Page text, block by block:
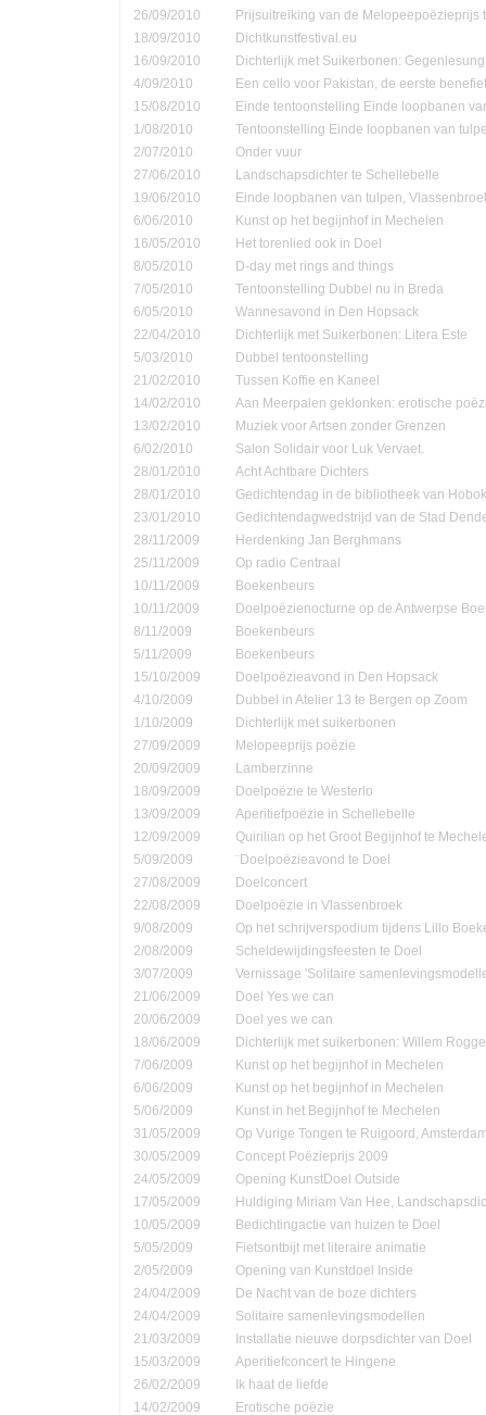
26/09/2010
Prijsuitreiking van de Melopeepoëzieprijs
18/09/2010
Dichtkunstfestival.eu
16/09/2010
Dichterlijk met Suikerbonen:
4/09/2010
Een cello voor Pakistan, de eerste
15/08/2010
Einde tentoonstelling Einde loopbanen
1/08/2010
Tentoonstelling Einde loopbanen van
2/07/2010
Onder vuur
27/06/2010
Landschapsdichter te Schellebelle
19/06/2010
Einde loopbanen van tulpen,
6/06/2010
Kunst op het begijnhof in Mechelen
16/05/2010
Het torenlied ook in Doel
8/05/2010
D-day met rings and things
7/05/2010
Tentoonstelling Dubbel nu in Breda
6/05/2010
Wannesavond in Den Hopsack
22/04/2010
Dichterlijk met Suikerbonen: Litera Este
5/03/2010
Dubbel tentoonstelling
21/02/2010
Tussen Koffie en Kaneel
14/02/2010
Aan Meerpalen geklonken: erotische
13/02/2010
Muziek voor Artsen zonder Grenzen
6/02/2010
Salon Solidair voor Luk Vervaet.
28/01/2010
Acht Achtbare Dichters
28/01/2010
Gedichtendag in de bibliotheek van
23/01/2010
Gedichtendagwedstrijd van de Stad
28/11/2009
Herdenking Jan Berghmans
25/11/2009
Op radio Centraal
10/11/2009
Boekenbeurs
10/11/2009
Doelpoëzienocturne op de Antwerpse
8/11/2009
Boekenbeurs
5/11/2009
Boekenbeurs
15/10/2009
Doelpoëzieavond in Den Hopsack
4/10/2009
Dubbel in Atelier 13 te Bergen op Zoom
1/10/2009
Dichterlijk met suikerbonen
27/09/2009
Melopeeprijs poëzie
20/09/2009
Lamberzinne
18/09/2009
Doelpoëzie te Westerlo
13/09/2009
Aperitiefpoëzie in Schellebelle
12/09/2009
Quirilian op het Groot Begijnhof te
5/09/2009
¨Doelpoëzieavond te Doel
27/08/2009
Doelconcert
22/08/2009
Doelpoëzie in Vlassenbroek
9/08/2009
Op het schrijverspodium tijdens Lillo
2/08/2009
Scheldewijdingsfeesten te Doel
3/07/2009
Vernissage 'Solitaire
21/06/2009
Doel Yes we can
20/06/2009
Doel yes we can
18/06/2009
Dichterlijk met suikerbonen: Willem
7/06/2009
Kunst op het begijnhof in Mechelen
6/06/2009
Kunst op het begijnhof in Mechelen
5/06/2009
Kunst in het Begijnhof te Mechelen
31/05/2009
Op Vurige Tongen te Ruigoord,
30/05/2009
Concept Poëzieprijs 2009
24/05/2009
Opening KunstDoel Outside
17/05/2009
Huldiging Miriam Van Hee,
10/05/2009
Bedichtingactie van huizen te Doel
5/05/2009
Fietsontbijt met literaire animatie
2/05/2009
Opening van Kunstdoel Inside
24/04/2009
De Nacht van de boze dichters
24/04/2009
Solitaire samenlevingsmodellen
21/03/2009
Installatie nieuwe dorpsdichter van Doel
15/03/2009
Aperitiefconcert te Hingene
26/02/2009
Ik haat de liefde
14/02/2009
Erotische poëzie